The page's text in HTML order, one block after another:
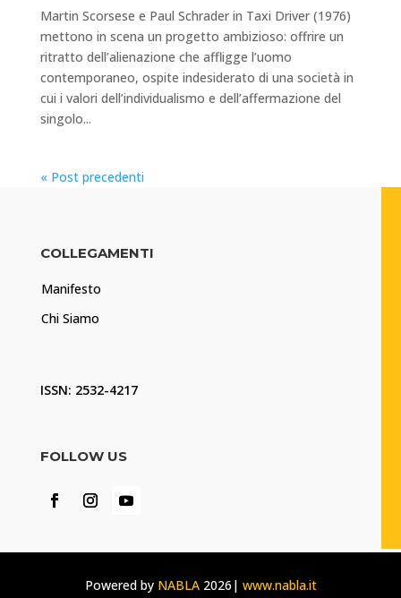
Martin Scorsese e Paul Schrader in Taxi Driver (1976)
mettono in scena un progetto ambizioso: offrire un
ritratto dell’alienazione che affligge l’uomo
contemporaneo, ospite indesiderato di una società in
cui i valori dell’individualismo e dell’affermazione del
singolo...
« Post precedenti
COLLEGAMENTI
Manifesto
Chi Siamo
ISSN: 2532-4217
FOLLOW US
Powered by NABLA2026| www.nabla.it